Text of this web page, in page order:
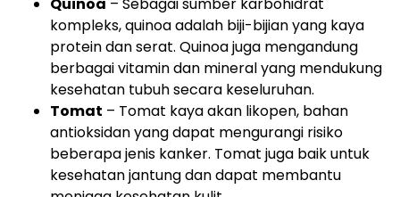
Quinoa – Sebagai sumber karbohidrat
kompleks, quinoa adalah biji-bijian yang kaya
protein dan serat. Quinoa juga mengandung
berbagai vitamin dan mineral yang mendukung
kesehatan tubuh secara keseluruhan.
Tomat – Tomat kaya akan likopen, bahan
antioksidan yang dapat mengurangi risiko
beberapa jenis kanker. Tomat juga baik untuk
kesehatan jantung dan dapat membantu